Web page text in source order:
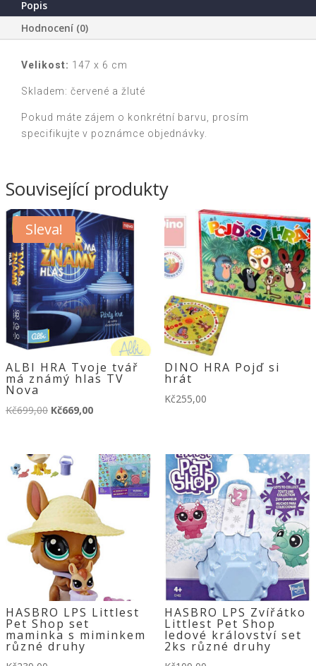
různé
barvy
Popis
Hodnocení (0)
Velikost: 147 x 6 cm
Skladem: červené a žluté
Pokud máte zájem o konkrétní barvu, prosím
specifikujte v poznámce objednávky.
Související produkty
Sleva!
ALBI HRA Tvoje tvář
má známý hlas TV
Nova
Kč699,00 Původní
Kč699,00.
Kč669,00Aktuální
Kč669,00.
DINO HRA Pojď si
hrát
Kč255,00
HASBRO LPS Littlest
Pet Shop set
maminka s miminkem
různé druhy
HASBRO LPS Zvířátko
Littlest Pet Shop
ledové království set
2ks různé druhy